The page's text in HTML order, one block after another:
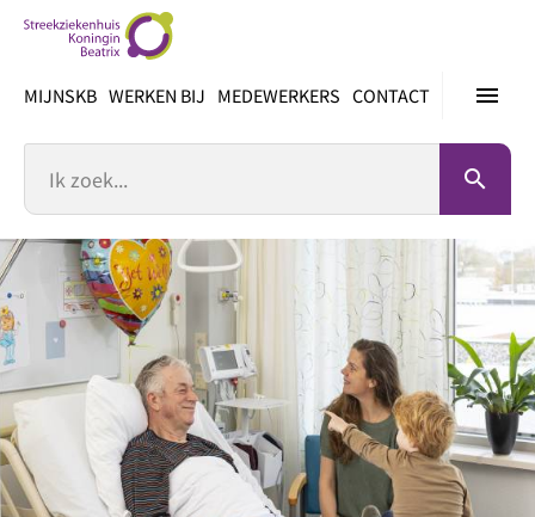
inhoud
menu
MIJNSKB WERKEN BIJ MEDEWERKERS CONTACT
search